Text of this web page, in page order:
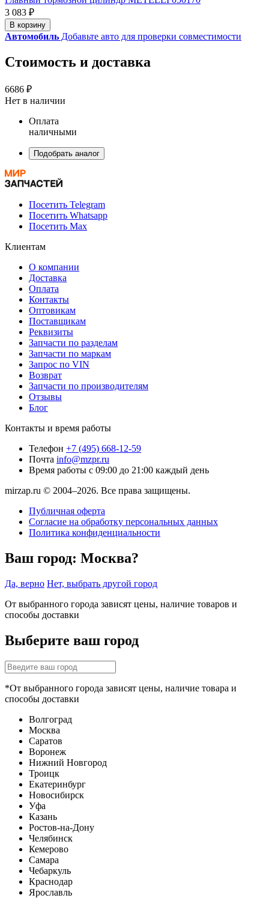
3 083 ₽
В корзину
Автомобиль Добавьте авто для проверки совместимости
Стоимость и доставка
6686 ₽
Нет в наличии
Оплата
наличными
Подобрать аналог
Посетить Telegram
Посетить Whatsapp
Посетить Max
Клиентам
О компании
Доставка
Оплата
Контакты
Оптовикам
Поставщикам
Реквизиты
Запчасти по разделам
Запчасти по маркам
Запрос по VIN
Возврат
Запчасти по производителям
Отзывы
Блог
Контакты и время работы
Телефон +7 (495) 668-12-59
Почта info@mzpr.ru
Время работы с 09:00 до 21:00 каждый день
mirzap.ru © 2004–2026. Все права защищены.
Публичная оферта
Согласие на обработку персональных данных
Политика конфиденциальности
Ваш город: Москва?
Да, верно Нет, выбрать другой город
От выбранного города зависят цены, наличие товаров и
способы доставки
Выберите ваш город
*От выбранного города зависят цены, наличие товара и
способы доставки
Волгоград
Москва
Саратов
Воронеж
Нижний Новгород
Троицк
Екатеринбург
Новосибирск
Уфа
Казань
Ростов-на-Дону
Челябинск
Кемерово
Самара
Чебаркуль
Краснодар
Ярославль